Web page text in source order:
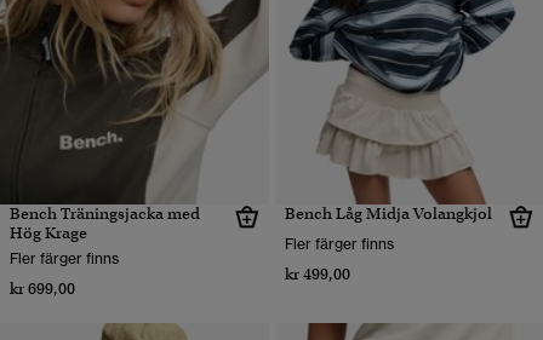
Bench Träningsjacka med
Hög Krage
Fler färger finns
kr 699,00
Bench Låg Midja Volangkjol
Fler färger finns
kr 499,00